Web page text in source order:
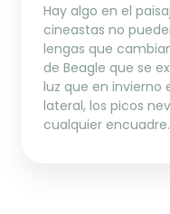
Hay algo en el
cineastas no
lengas que
de Beagle que se
luz que en invierno
lateral, los picos
cualquier